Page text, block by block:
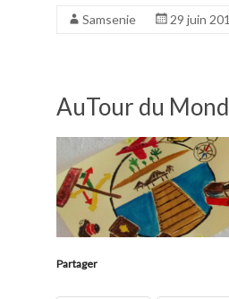
Samsenie 29 juin
AuTour du
Partager